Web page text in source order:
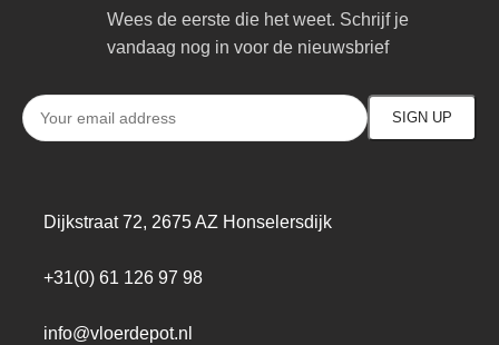
Wees de eerste die het weet. Schrijf je
vandaag nog in voor de nieuwsbrief
Dijkstraat 72, 2675 AZ Honselersdijk
+31(0) 61 126 97 98
info@vloerdepot.nl